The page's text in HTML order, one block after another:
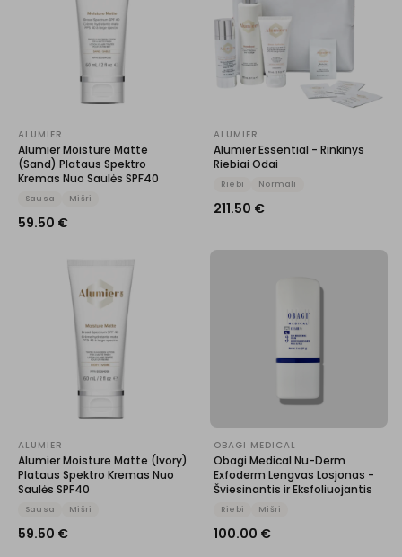
ALUMIER
Alumier Moisture Matte
(Sand) Plataus Spektro
Kremas Nuo Saulės SPF40
Sausa Mišri
59.50 €
ALUMIER
Alumier Essential - Rinkinys
Riebiai Odai
Riebi Normali
211.50 €
ALUMIER
Alumier Moisture Matte (Ivory)
Plataus Spektro Kremas Nuo
Saulės SPF40
Sausa Mišri
59.50 €
OBAGI MEDICAL
Obagi Medical Nu-Derm
Exfoderm Lengvas Losjonas -
Šviesinantis ir Eksfoliuojantis
Riebi Mišri
100.00 €